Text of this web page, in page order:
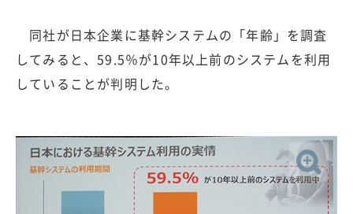
同社が日本企業に基幹システムの「年齢」を調査
してみると、59.5％が10年以上前のシステムを利用
していることが判明した。